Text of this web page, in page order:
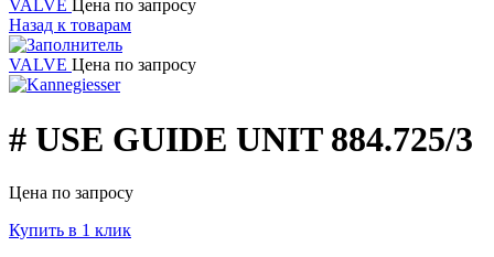
VALVE Цена по запросу
Назад к товарам
VALVE Цена по запросу
# USE GUIDE UNIT 884.725/3
Цена по запросу
Купить в 1 клик